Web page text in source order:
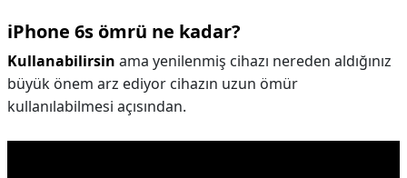
iPhone 6s ömrü ne kadar?
Kullanabilirsin ama yenilenmiş cihazı nereden aldığınız
büyük önem arz ediyor cihazın uzun ömür
kullanılabilmesi açısından.